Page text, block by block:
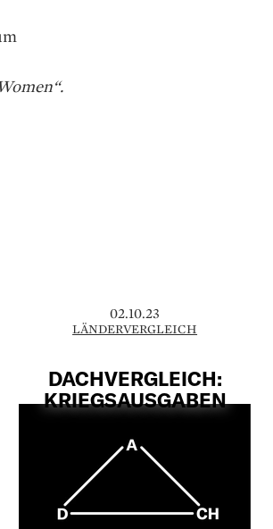
02.10.23
LÄNDERVERGLEICH
DACHVERGLEICH:
KRIEGSAUSGABEN